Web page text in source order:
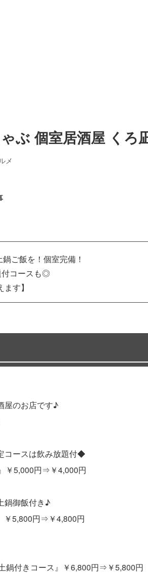
ぶ 個室居酒屋 くろ
メ
ご飯を！個室完備！
付コースも◎
す】
屋のお店です♪
コースは飲み放題付◆
￥5,000円⇒￥4,000円
鍋御飯付き♪
￥5,800円⇒￥4,800円
鍋付きコース』￥6,800円⇒￥5,800円